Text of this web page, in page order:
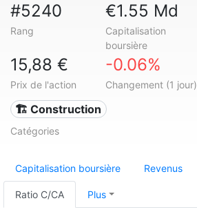
#5240
Rang
€1.55 Md
Capitalisation
boursière
15,88 €
Prix de l'action
-0.06%
Changement (1 jour)
🏗 Construction
Catégories
Capitalisation boursière Revenus
Ratio C/CA Plus